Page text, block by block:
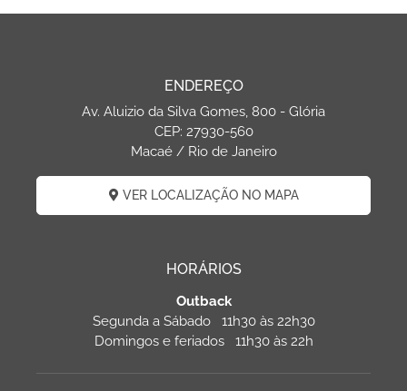
ENDEREÇO
Av. Aluizio da Silva Gomes, 800 - Glória
CEP: 27930-560
Macaé / Rio de Janeiro
VER LOCALIZAÇÃO NO MAPA
HORÁRIOS
Outback
Segunda a Sábado 11h30 às 22h30
Domingos e feriados 11h30 às 22h